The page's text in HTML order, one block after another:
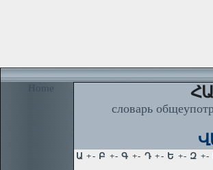
Home
словарь